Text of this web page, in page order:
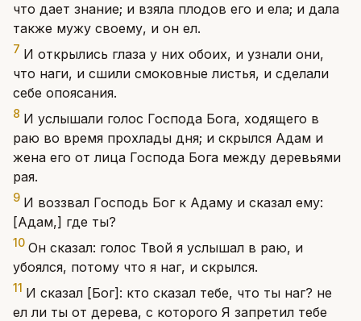
что дает знание; и взяла плодов его и ела; и дала
также мужу своему, и он ел.
7 И открылись глаза у них обоих, и узнали они,
что наги, и сшили смоковные листья, и сделали
себе опоясания.
8 И услышали голос Господа Бога, ходящего в
раю во время прохлады дня; и скрылся Адам и
жена его от лица Господа Бога между деревьями
рая.
9 И воззвал Господь Бог к Адаму и сказал ему:
[Адам,] где ты?
10 Он сказал: голос Твой я услышал в раю, и
убоялся, потому что я наг, и скрылся.
11 И сказал [Бог]: кто сказал тебе, что ты наг? не
ел ли ты от дерева, с которого Я запретил тебе